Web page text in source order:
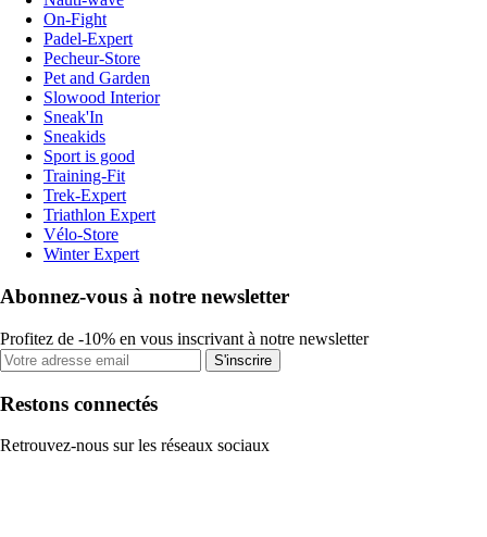
On-Fight
Padel-Expert
Pecheur-Store
Pet and Garden
Slowood Interior
Sneak'In
Sneakids
Sport is good
Training-Fit
Trek-Expert
Triathlon Expert
Vélo-Store
Winter Expert
Abonnez-vous à notre newsletter
Profitez de -10% en vous inscrivant à notre newsletter
S'inscrire
Restons connectés
Retrouvez-nous sur les réseaux sociaux